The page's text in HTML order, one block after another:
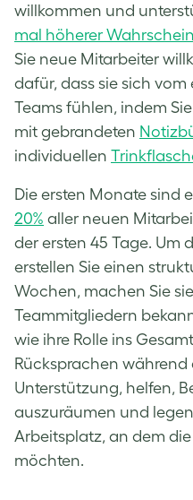
willkommen und
mal höherer
Sie neue Mitarbeiter
dafür, dass sie sich vom
Teams fühlen, indem
mit gebrandeten
individuellen
Die ersten Monate sind
20% aller neuen
der ersten 45 Tage. Um
erstellen Sie einen
Wochen, machen Sie
Teammitgliedern
wie ihre Rolle ins
Rücksprachen während
Unterstützung, helfen,
auszuräumen und
Arbeitsplatz, an dem
möchten.